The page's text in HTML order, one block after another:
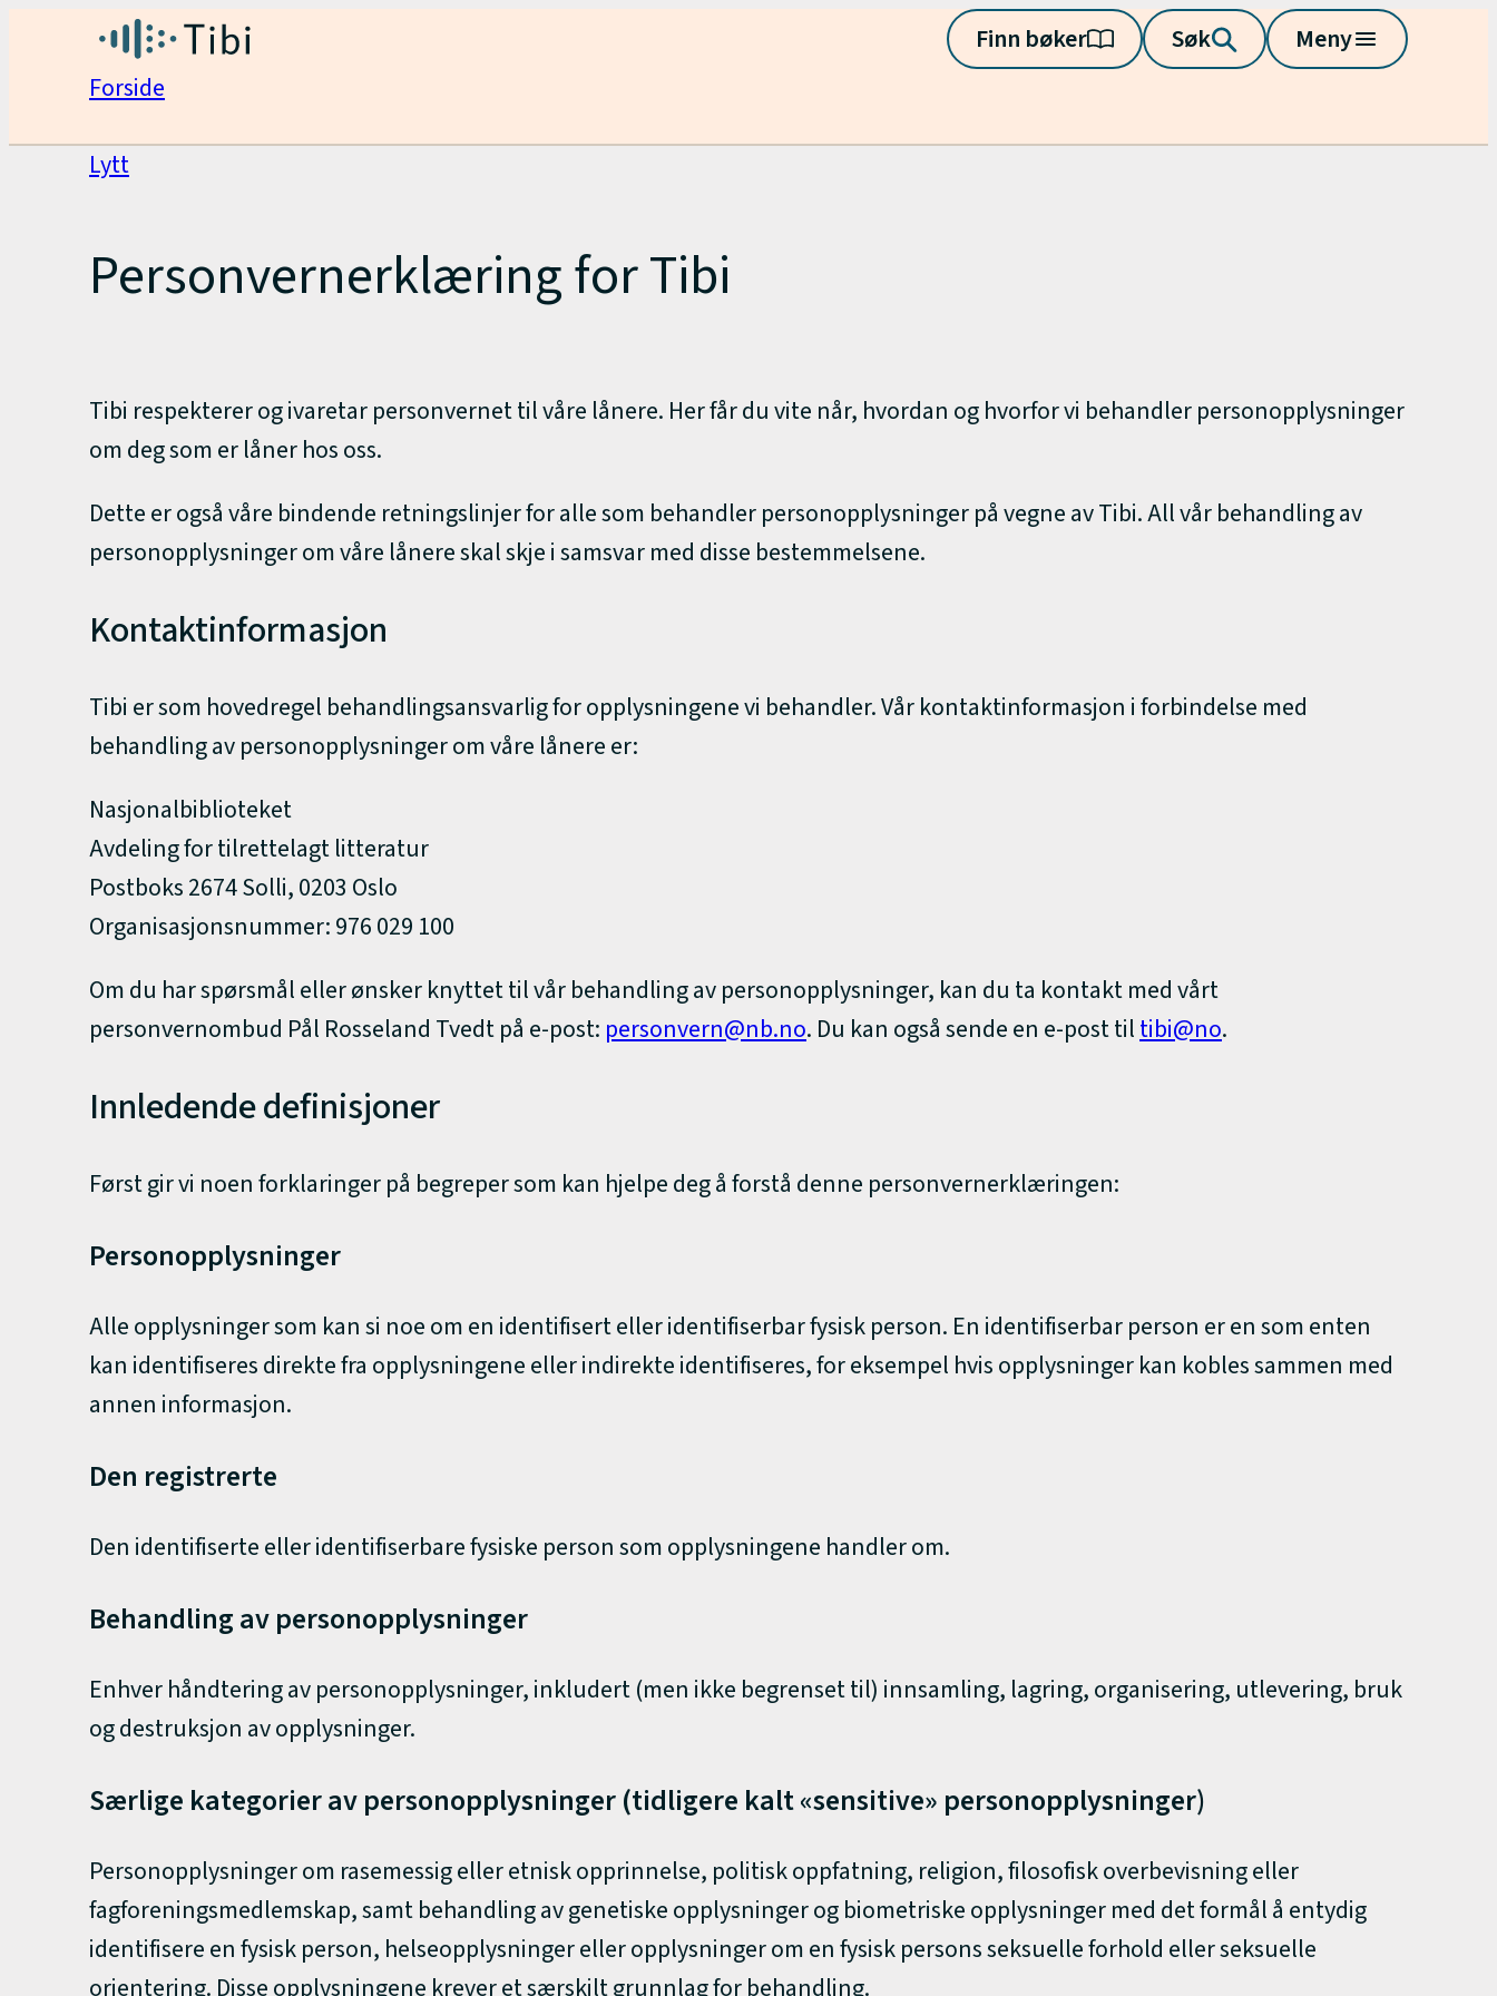
Tibi Finn bøker Søk
Meny
Forside
Personvernerklæring
for
Tibi
Lytt
Personvernerklæring for Tibi
Tibi respekterer og ivaretar personvernet til våre lånere. Her får du vite når, hvordan og hvorfor vi behandler personopplysninger
om deg som er låner hos oss.
Dette er også våre bindende retningslinjer for alle som behandler personopplysninger på vegne av Tibi. All vår behandling av
personopplysninger om våre lånere skal skje i samsvar med disse bestemmelsene.
Kontaktinformasjon
Tibi er som hovedregel behandlingsansvarlig for opplysningene vi behandler. Vår kontaktinformasjon i forbindelse med
behandling av personopplysninger om våre lånere er:
Nasjonalbiblioteket
Avdeling for tilrettelagt litteratur
Postboks 2674 Solli, 0203 Oslo
Organisasjonsnummer: 976 029 100
Om du har spørsmål eller ønsker knyttet til vår behandling av personopplysninger, kan du ta kontakt med vårt
personvernombud Pål Rosseland Tvedt på e-post: personvern@nb.no. Du kan også sende en e-post tiltibi@no.
Innledende definisjoner
Først gir vi noen forklaringer på begreper som kan hjelpe deg å forstå denne personvernerklæringen:
Personopplysninger
Alle opplysninger som kan si noe om en identifisert eller identifiserbar fysisk person. En identifiserbar person er en som enten
kan identifiseres direkte fra opplysningene eller indirekte identifiseres, for eksempel hvis opplysninger kan kobles sammen med
annen informasjon.
Den registrerte
Den identifiserte eller identifiserbare fysiske person som opplysningene handler om.
Behandling av personopplysninger
Enhver håndtering av personopplysninger, inkludert (men ikke begrenset til) innsamling, lagring, organisering, utlevering, bruk
og destruksjon av opplysninger.
Særlige kategorier av personopplysninger (tidligere kalt «sensitive» personopplysninger)
Personopplysninger om rasemessig eller etnisk opprinnelse, politisk oppfatning, religion, filosofisk overbevisning eller
fagforeningsmedlemskap, samt behandling av genetiske opplysninger og biometriske opplysninger med det formål å entydig
identifisere en fysisk person, helseopplysninger eller opplysninger om en fysisk persons seksuelle forhold eller seksuelle
orientering. Disse opplysningene krever et særskilt grunnlag for behandling.